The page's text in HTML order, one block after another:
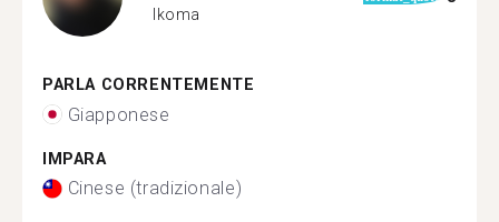
Ikoma
PARLA CORRENTEMENTE
Giapponese
IMPARA
Cinese (tradizionale)